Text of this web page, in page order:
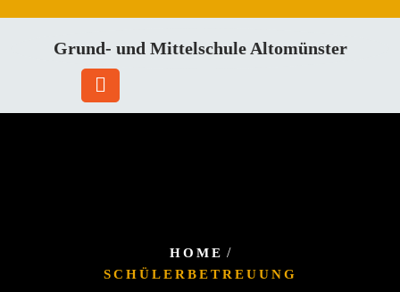
Grund- und Mittelschule Altomünster
HOME /
SCHÜLERBETREUUNG